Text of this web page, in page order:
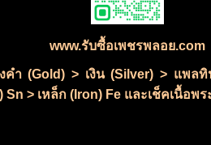
www.รับซื้อเพชรพลอย.com
งคำ (Gold) > เงิน (Silver) > แพ
> เหล็ก (Iron) Fe และเช็คเนื้อ